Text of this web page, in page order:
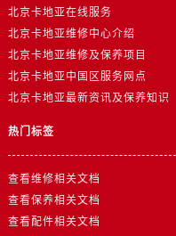
北京卡地亚在线服务
北京卡地亚维修中心介绍
北京卡地亚维修及保养项目
北京卡地亚中国区服务网点
北京卡地亚最新资讯及保养知识
热门标签
查看维修相关文档
查看保养相关文档
查看配件相关文档